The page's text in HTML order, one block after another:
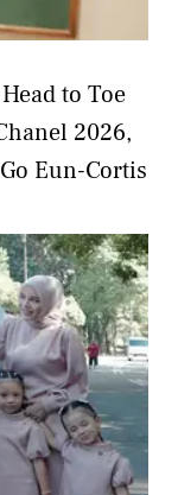
to Toe
2026,
Eun-Cortis